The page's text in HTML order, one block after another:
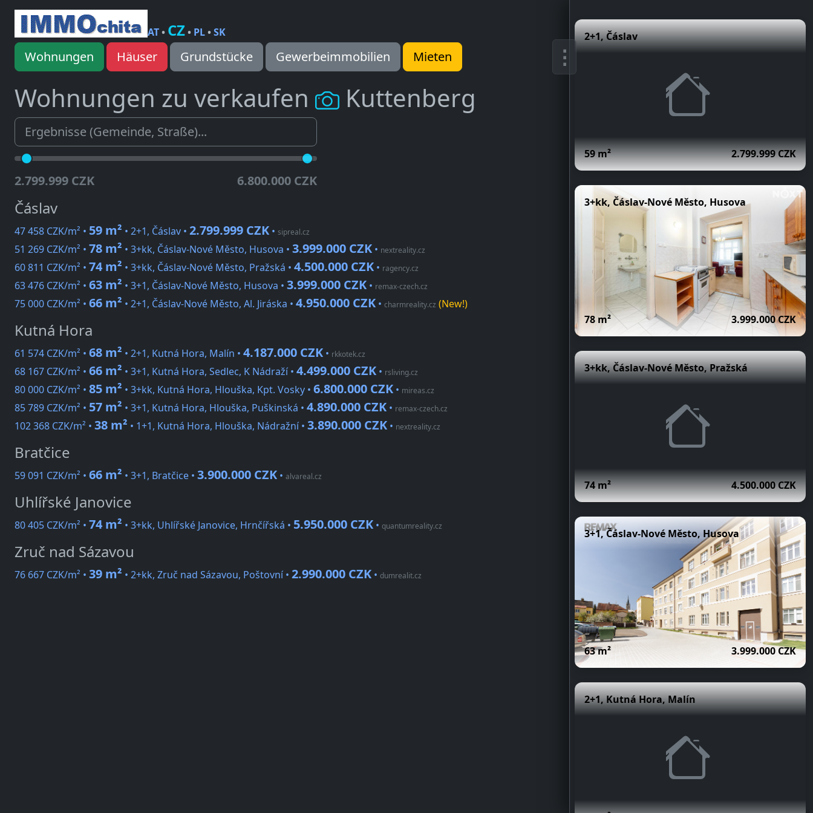
AT• CZ• PL•SK
Wohnungen Häuser Grundstücke Gewerbeimmobilien Mieten
Wohnungen zu verkaufen Kuttenberg
2.799.999 CZK 6.800.000 CZK
Čáslav
47 458 CZK/m² • 59 m² • 2+1, Čáslav • 2.799.999 CZK • sipreal.cz
51 269 CZK/m² • 78 m² • 3+kk, Čáslav-Nové Město, Husova • 3.999.000 CZK • nextreality.cz
60 811 CZK/m² • 74 m² • 3+kk, Čáslav-Nové Město, Pražská • 4.500.000 CZK • ragency.cz
63 476 CZK/m² • 63 m² • 3+1, Čáslav-Nové Město, Husova • 3.999.000 CZK • remax-czech.cz
75 000 CZK/m² • 66 m² • 2+1, Čáslav-Nové Město, Al. Jiráska • 4.950.000 CZK • charmreality.cz (New!)
Kutná Hora
61 574 CZK/m² • 68 m² • 2+1, Kutná Hora, Malín • 4.187.000 CZK • rkkotek.cz
68 167 CZK/m² • 66 m² • 3+1, Kutná Hora, Sedlec, K Nádraží • 4.499.000 CZK • rsliving.cz
80 000 CZK/m² • 85 m² • 3+kk, Kutná Hora, Hlouška, Kpt. Vosky • 6.800.000 CZK • mireas.cz
85 789 CZK/m² • 57 m² • 3+1, Kutná Hora, Hlouška, Puškinská • 4.890.000 CZK • remax-czech.cz
102 368 CZK/m² • 38 m² • 1+1, Kutná Hora, Hlouška, Nádražní • 3.890.000 CZK • nextreality.cz
Bratčice
59 091 CZK/m² • 66 m² • 3+1, Bratčice • 3.900.000 CZK • alvareal.cz
Uhlířské Janovice
80 405 CZK/m² • 74 m² • 3+kk, Uhlířské Janovice, Hrnčířská • 5.950.000 CZK • quantumreality.cz
Zruč nad Sázavou
76 667 CZK/m² • 39 m² • 2+kk, Zruč nad Sázavou, Poštovní • 2.990.000 CZK • dumrealit.cz